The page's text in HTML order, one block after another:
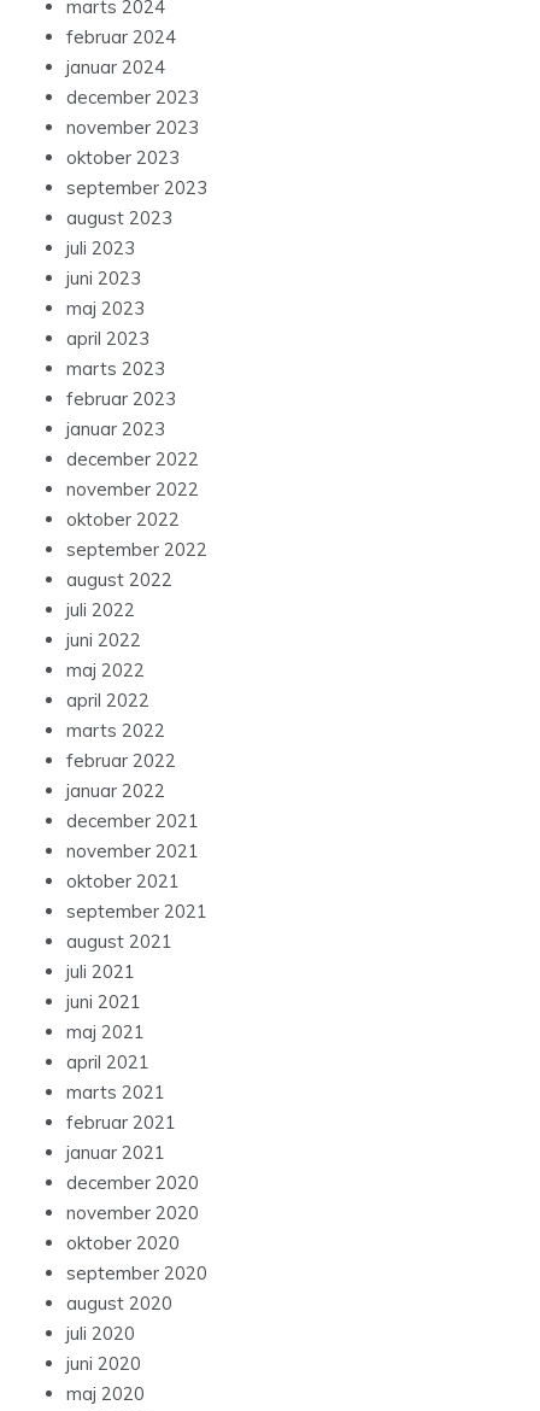
marts 2024
februar 2024
januar 2024
december 2023
november 2023
oktober 2023
september 2023
august 2023
juli 2023
juni 2023
maj 2023
april 2023
marts 2023
februar 2023
januar 2023
december 2022
november 2022
oktober 2022
september 2022
august 2022
juli 2022
juni 2022
maj 2022
april 2022
marts 2022
februar 2022
januar 2022
december 2021
november 2021
oktober 2021
september 2021
august 2021
juli 2021
juni 2021
maj 2021
april 2021
marts 2021
februar 2021
januar 2021
december 2020
november 2020
oktober 2020
september 2020
august 2020
juli 2020
juni 2020
maj 2020